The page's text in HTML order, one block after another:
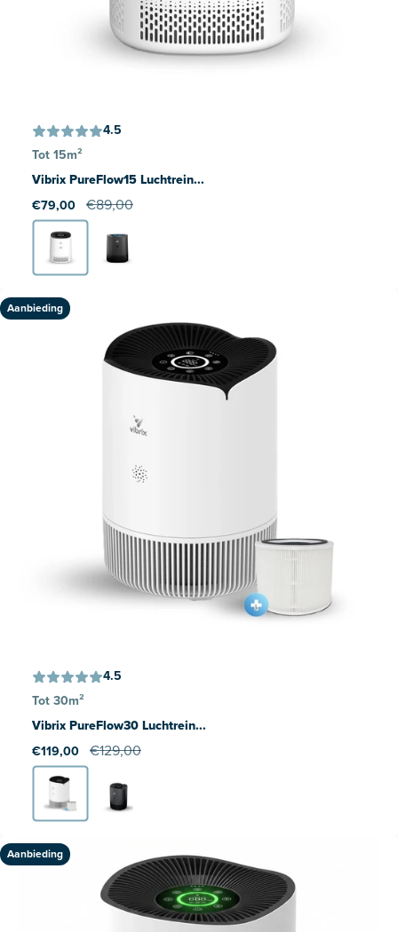
4.5
Tot 15m²
Vibrix PureFlow15 Luchtrein...
€79,00 €89,00
Aanbieding
4.5
Tot 30m²
Vibrix PureFlow30 Luchtrein...
€119,00 €129,00
Aanbieding